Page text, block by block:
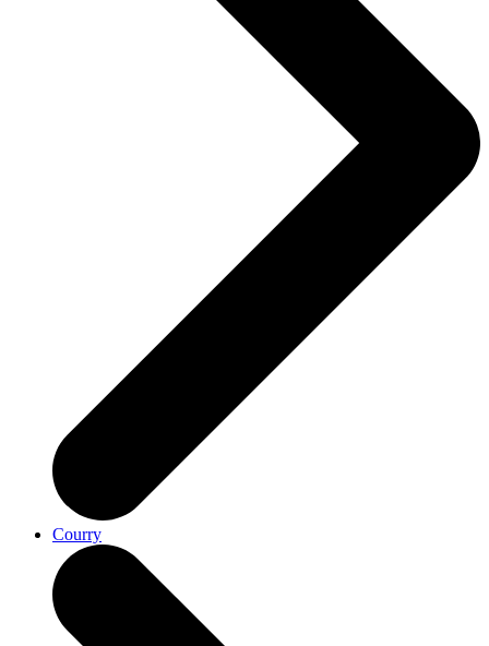
Courry